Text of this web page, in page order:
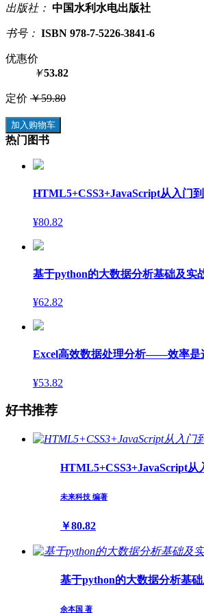
出版社： 中国水利水电出版社
书号： ISBN 978-7-5226-3841-6
优惠价
￥53.82
定价 ￥59.80
加入购物车
热门图书
HTML5+CSS3+JavaScript从入门到
¥80.82
基于python的大数据分析基础及实
¥62.82
Excel高效数据处理分析——效率是
¥53.82
好书推荐
HTML5+CSS3+JavaScript从
未来科技 编著
￥80.82
基于python的大数据分析基
余本国 著